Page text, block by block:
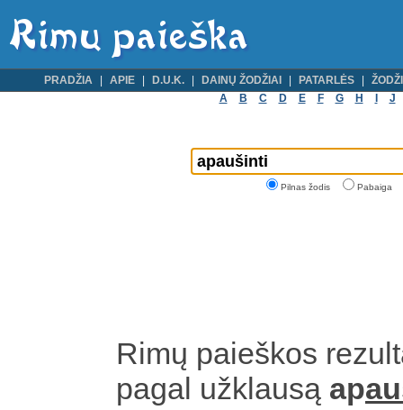
PRADŽIA APIE D.U.K. DAINŲ ŽODŽIAI PATARLĖS
A
B C D E F G H J
Pilnas žodis Pabaiga
Rimų paieškos
pagal užklausą ap